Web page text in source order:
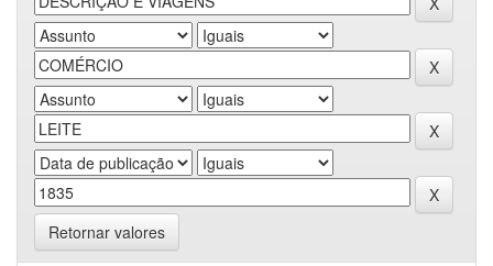
Retornar valores